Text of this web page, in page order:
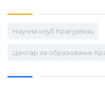
Научни клуб Крагујевац
Центар за образовање